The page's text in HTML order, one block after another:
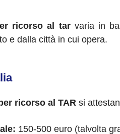
ricorso al tarvaria in
e dalla città in cui opera.
ricorso al TAR si
150-500 euro (talvolta